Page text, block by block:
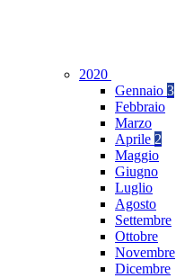
2020
Gennaio 3
Febbraio
Marzo
Aprile 2
Maggio
Giugno
Luglio
Agosto
Settembre
Ottobre
Novembre
Dicembre